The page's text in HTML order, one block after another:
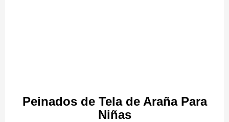
Peinados de Tela de Araña Para
Niñas